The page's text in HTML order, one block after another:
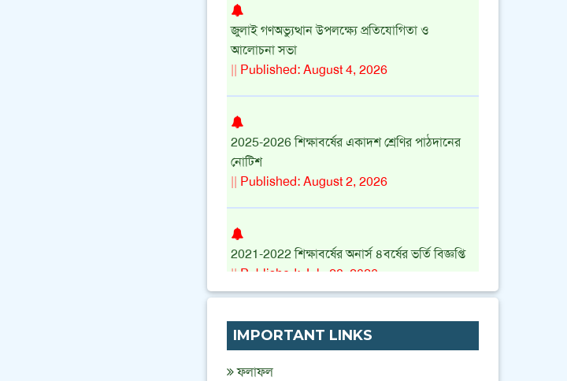
জুলাই গণঅভ্যুত্থান উপলক্ষ্যে প্রতিযোগিতা ও
আলোচনা সভা
||Published: August 4, 2026
2025-2026 শিক্ষাবর্ষের একাদশ শ্রেণির পাঠদানের
নোটিশ
||Published: August 2, 2026
2021-2022 শিক্ষাবর্ষের অনার্স ৪বর্ষের ভর্তি বিজ্ঞপ্তি
||Published: July 28, 2026
অনার্স ৩য় বর্ষ (শিক্ষাবর্ষ 2022-2023 ) এর ভর্তির
নোটিশ
Published: July 23, 2026
IMPORTANT LINKS
ফলাফল